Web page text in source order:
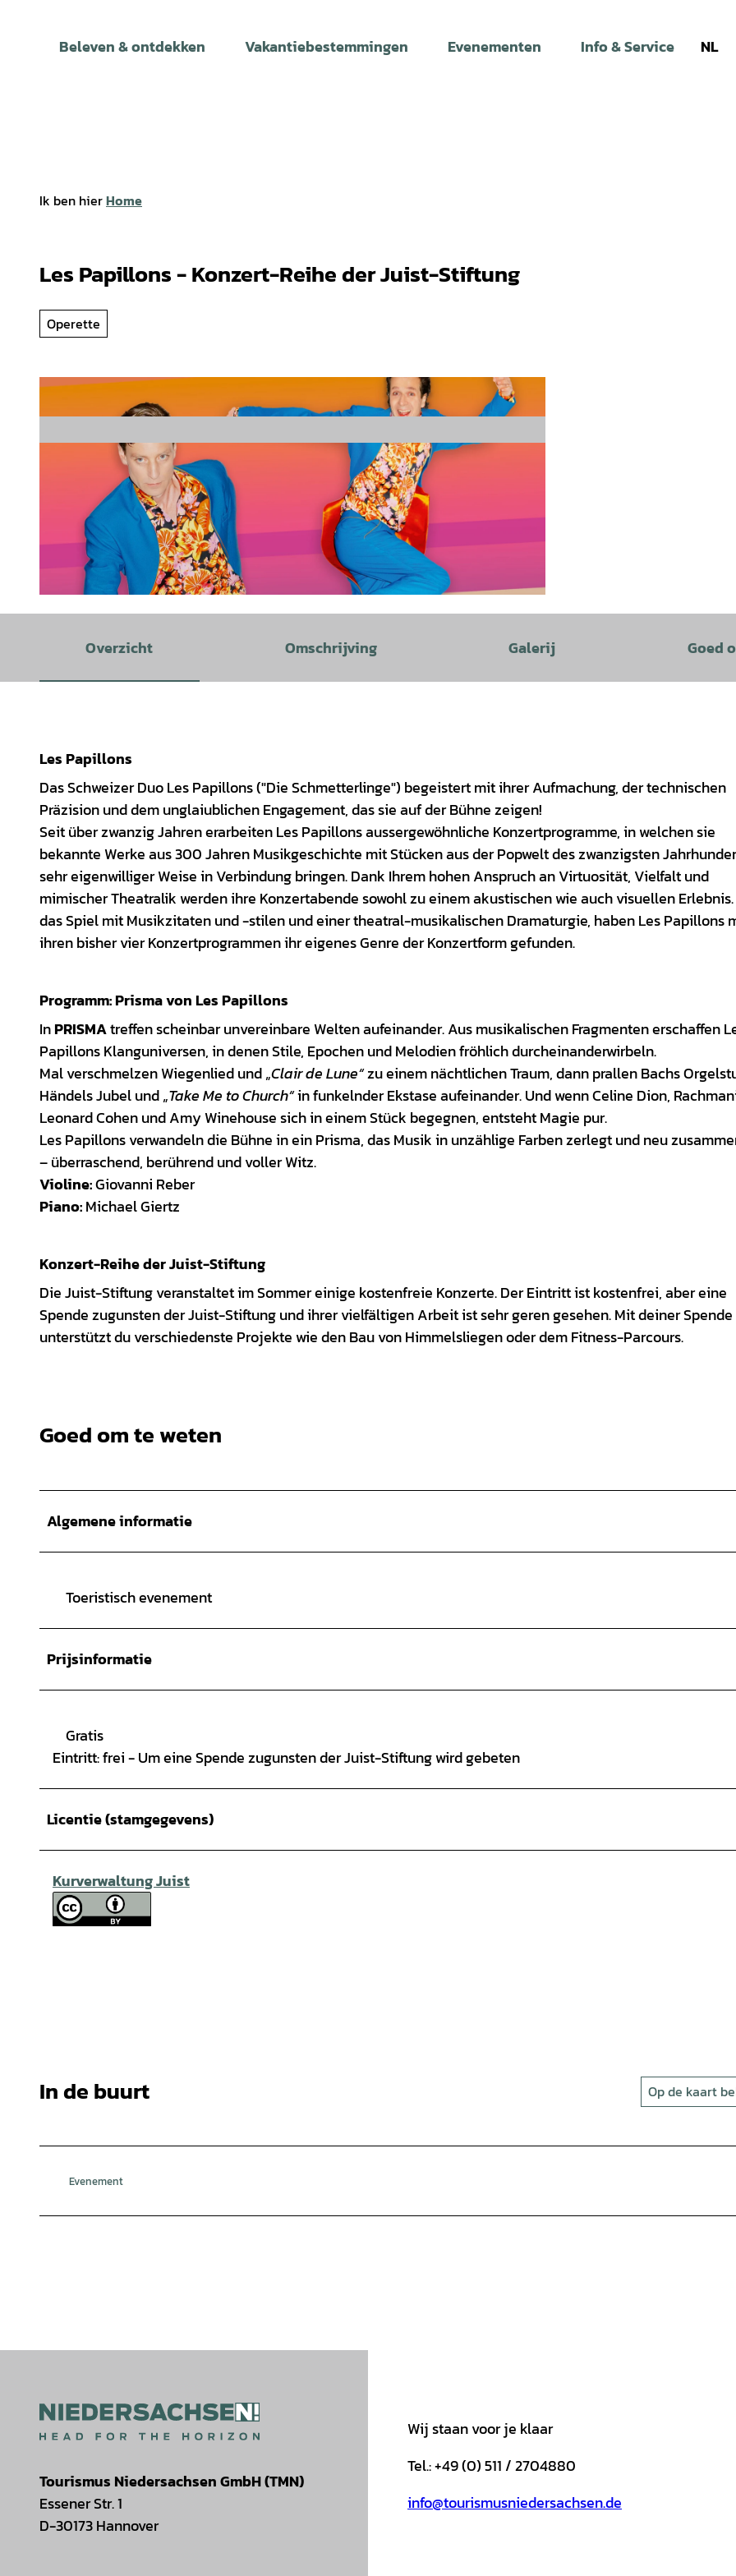
Beleven & ontdekken Vakantiebestemmingen Evenementen Info & Service NL
Ik ben hierHome
Les Papillons - Konzert-Reihe der Juist-Stiftung
Operette
Overzicht Omschrijving Galerij Goed
Les Papillons
Das Schweizer Duo Les Papillons ("Die Schmetterlinge") begeistert mit ihrer Aufmachung, der technischen
Präzision und dem unglaiublichen Engagement, das sie auf der Bühne zeigen!
Seit über zwanzig Jahren erarbeiten Les Papillons aussergewöhnliche Konzertprogramme, in welchen sie
bekannte Werke aus 300 Jahren Musikgeschichte mit Stücken aus der Popwelt des zwanzigsten
sehr eigenwilliger Weise in Verbindung bringen. Dank Ihrem hohen Anspruch an Virtuosität, Vielfalt und
mimischer Theatralik werden ihre Konzertabende sowohl zu einem akustischen wie auch visuellen
das Spiel mit Musikzitaten und -stilen und einer theatral-musikalischen Dramaturgie, haben Les Papillons
ihren bisher vier Konzertprogrammen ihr eigenes Genre der Konzertform gefunden.
Programm: Prisma von Les Papillons
InPRISMAtreffen scheinbar unvereinbare Welten aufeinander. Aus musikalischen Fragmenten erschaffen
Papillons Klanguniversen, in denen Stile, Epochen und Melodien fröhlich durcheinanderwirbeln.
Mal verschmelzen Wiegenlied und „Clair de Lune“zu einem nächtlichen Traum, dann prallen Bachs
Händels Jubel und „Take Me to Church“in funkelnder Ekstase aufeinander. Und wenn Celine Dion,
Leonard Cohen und Amy Winehouse sich in einem Stück begegnen, entsteht Magie pur.
Les Papillons verwandeln die Bühne in ein Prisma, das Musik in unzählige Farben zerlegt und neu
– überraschend, berührend und voller Witz.
Violine:Giovanni Reber
Piano:Michael Giertz
Konzert-Reihe der Juist-Stiftung
Die Juist-Stiftung veranstaltet im Sommer einige kostenfreie Konzerte. Der Eintritt ist kostenfrei, aber eine
Spende zugunsten der Juist-Stiftung und ihrer vielfältigen Arbeit ist sehr geren gesehen. Mit deiner Spende
unterstützt du verschiedenste Projekte wie den Bau von Himmelsliegen oder dem Fitness-Parcours.
Goed om te weten
Algemene informatie
Toeristisch evenement
Prijsinformatie
Gratis
Eintritt: frei - Um eine Spende zugunsten der Juist-Stiftung wird gebeten
Licentie (stamgegevens)
Kurverwaltung Juist
In de buurt Op de kaart
Evenement
Tourismus Niedersachsen GmbH (TMN)
Essener Str. 1
D-30173 Hannover
Wij staan voor je klaar
Tel.: +49 (0) 511 / 2704880
info@tourismusniedersachsen.de